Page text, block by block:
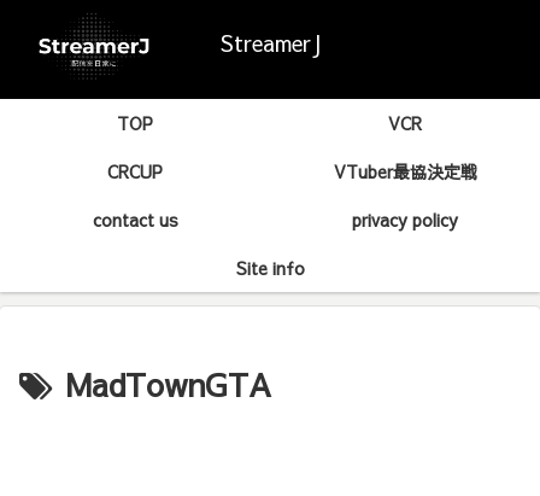
StreamerJ
TOP
VCR
CRCUP
VTuber最協決定戦
contact us
privacy policy
Site info
MadTownGTA